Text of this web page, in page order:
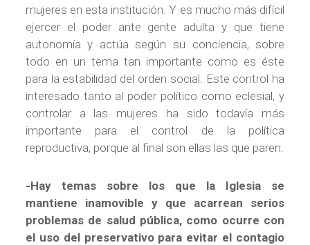
mujeres en esta institución. Y es mucho más difícil
ejercer el poder ante gente adulta y que tiene
autonomía y actúa según su conciencia, sobre
todo en un tema tan importante como es éste
para la estabilidad del orden social. Este control ha
interesado tanto al poder político como eclesial, y
controlar a las mujeres ha sido todavía más
importante para el control de la política
reproductiva, porque al final son ellas las que paren.
-Hay temas sobre los que la Iglesia se
mantiene inamovible y que acarrean serios
problemas de salud pública, como ocurre con
el uso del preservativo para evitar el contagio